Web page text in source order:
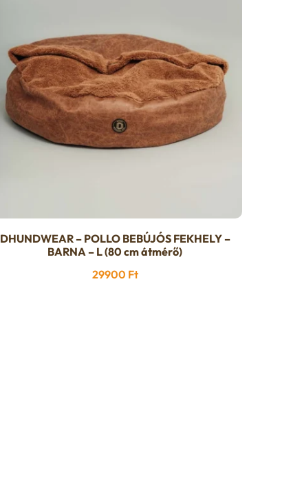
DHUNDWEAR – POLLO BEBÚJÓS FEKHELY –
BARNA – L (80 cm átmérő)
29900 Ft